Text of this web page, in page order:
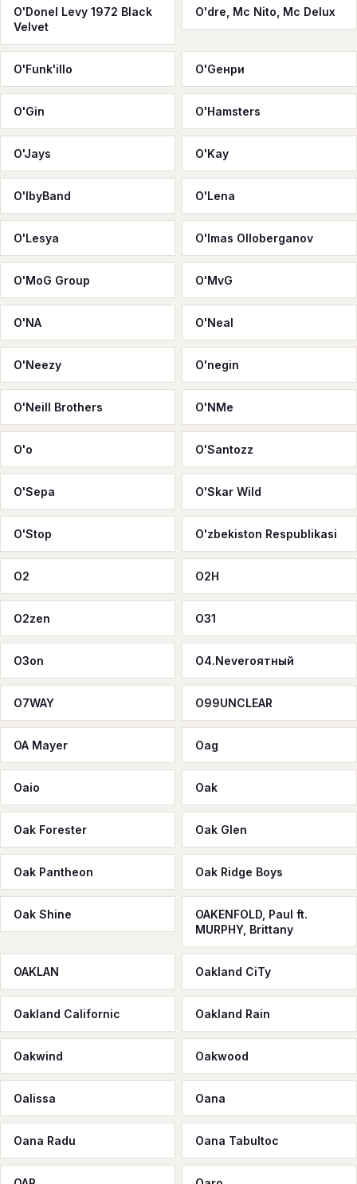
O'Donel Levy 1972 Black
Velvet
O'dre, Mc Nito, Mc Delux
O'Funk'illo O'Geнри
O'Gin O'Hamsters
O'Jays O'Kay
O'lbyBand O'Lena
O'Lesya O'lmas Olloberganov
O'MoG Group O'MvG
O'NA O'Neal
O'Neezy O'negin
O'Neill Brothers O'NMe
O'o O'Santozz
O'Sepa O'Skar Wild
O'Stop O'zbekiston Respublikasi
O2 O2H
O2zen O31
O3on O4.Neverоятный
O7WAY O99UNCLEAR
OA Mayer Oag
Oaio Oak
Oak Forester Oak Glen
Oak Pantheon Oak Ridge Boys
Oak Shine
OAKENFOLD, Paul ft.
MURPHY, Brittany
OAKLAN Oakland CiTy
Oakland Californic Oakland Rain
Oakwind Oakwood
Oalissa Oana
Oana Radu Oana Tabultoc